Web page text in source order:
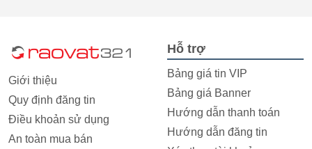
Giới thiệu
Quy định đăng tin
Điều khoản sử dụng
An toàn mua bán
Hỗ trợ
Bảng giá tin VIP
Bảng giá Banner
Hướng dẫn thanh toán
Hướng dẫn đăng tin